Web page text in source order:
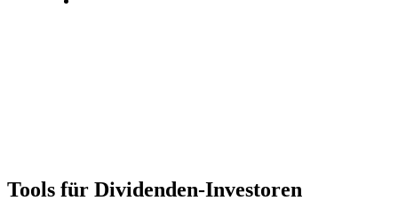
Tools für Dividenden-Investoren